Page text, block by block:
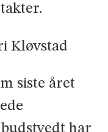
Kløvstad
siste året
har